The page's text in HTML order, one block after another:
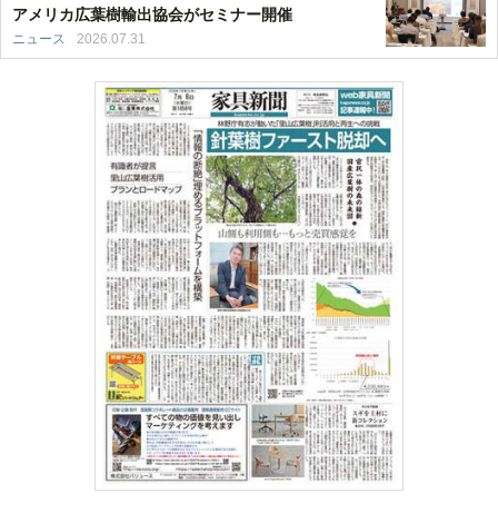
アメリカ広葉樹輸出協会がセミナー開催
ニュース 2026.07.31